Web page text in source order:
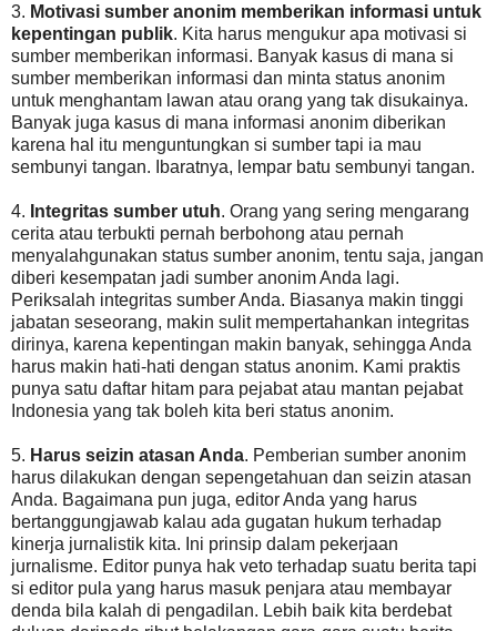
3. Motivasi sumber anonim memberikan informasi untuk
kepentingan publik. Kita harus mengukur apa motivasi si
sumber memberikan informasi. Banyak kasus di mana si
sumber memberikan informasi dan minta status anonim
untuk menghantam lawan atau orang yang tak disukainya.
Banyak juga kasus di mana informasi anonim diberikan
karena hal itu menguntungkan si sumber tapi ia mau
sembunyi tangan. Ibaratnya, lempar batu sembunyi tangan.
4. Integritas sumber utuh. Orang yang sering mengarang
cerita atau terbukti pernah berbohong atau pernah
menyalahgunakan status sumber anonim, tentu saja, jangan
diberi kesempatan jadi sumber anonim Anda lagi.
Periksalah integritas sumber Anda. Biasanya makin tinggi
jabatan seseorang, makin sulit mempertahankan integritas
dirinya, karena kepentingan makin banyak, sehingga Anda
harus makin hati-hati dengan status anonim. Kami praktis
punya satu daftar hitam para pejabat atau mantan pejabat
Indonesia yang tak boleh kita beri status anonim.
5. Harus seizin atasan Anda. Pemberian sumber anonim
harus dilakukan dengan sepengetahuan dan seizin atasan
Anda. Bagaimana pun juga, editor Anda yang harus
bertanggungjawab kalau ada gugatan hukum terhadap
kinerja jurnalistik kita. Ini prinsip dalam pekerjaan
jurnalisme. Editor punya hak veto terhadap suatu berita tapi
si editor pula yang harus masuk penjara atau membayar
denda bila kalah di pengadilan. Lebih baik kita berdebat